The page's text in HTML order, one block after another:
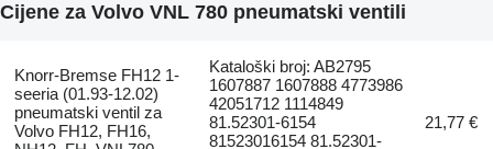
Cijene za Volvo VNL 780 pneumatski ventili
Knorr-Bremse FH12 1-
seeria (01.93-12.02)
pneumatski ventil za
Volvo FH12, FH16,
Kataloški broj: AB2795
1607887 1607888 4773986
42051712 1114849
81.52301-6154
81523016154 81.52301-
21,77 €